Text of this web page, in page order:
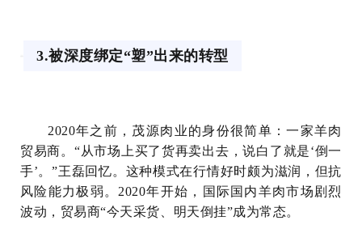
3.被深度绑定“塑”出来的转型
2020年之前，茂源肉业的身份很简单：一家羊肉
贸易商。“从市场上买了货再卖出去，说白了就是‘倒一
手’。”王磊回忆。这种模式在行情好时颇为滋润，但抗
风险能力极弱。2020年开始，国际国内羊肉市场剧烈
波动，贸易商“今天采货、明天倒挂”成为常态。